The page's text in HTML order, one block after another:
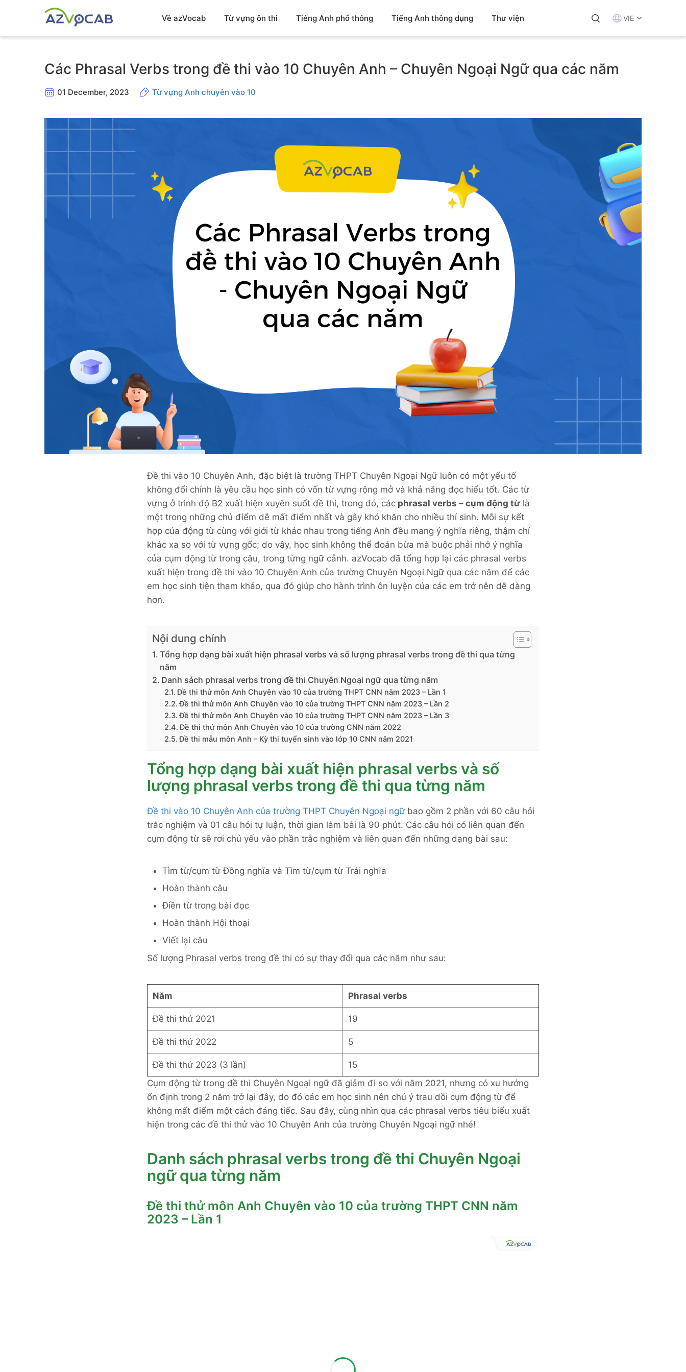
Về azVocab Từ vựng ôn thi Tiếng Anh phổ thông Tiếng Anh thông dụng Thư viện VIE
Các Phrasal Verbs trong đề thi vào 10 Chuyên Anh – Chuyên Ngoại Ngữ qua các năm
01 December, 2023 Từ vựng Anh chuyên vào 10
Đề thi vào 10 Chuyên Anh, đặc biệt là trường THPT Chuyên Ngoại Ngữ luôn có một yếu tố
không đổi chính là yêu cầu học sinh có vốn từ vựng rộng mở và khả năng đọc hiểu tốt. Các từ
vựng ở trình độ B2 xuất hiện xuyên suốt đề thi, trong đó, các phrasal verbs – cụm động từlà
một trong những chủ điểm dễ mất điểm nhất và gây khó khăn cho nhiều thí sinh. Mỗi sự kết
hợp của động từ cùng với giới từ khác nhau trong tiếng Anh đều mang ý nghĩa riêng, thậm chí
khác xa so với từ vựng gốc; do vậy, học sinh không thể đoán bừa mà buộc phải nhớ ý nghĩa
của cụm động từ trong câu, trong từng ngữ cảnh. azVocab đã tổng hợp lại các phrasal verbs
xuất hiện trong đề thi vào 10 Chuyên Anh của trường Chuyên Ngoại Ngữ qua các năm để các
em học sinh tiện tham khảo, qua đó giúp cho hành trình ôn luyện của các em trở nên dễ dàng
hơn.
Nội dung chính
Tổng hợp dạng bài xuất hiện phrasal verbs và số lượng phrasal verbs trong đề thi qua từng
năm
Danh sách phrasal verbs trong đề thi Chuyên Ngoại ngữ qua từng năm
Đề thi thử môn Anh Chuyên vào 10 của trường THPT CNN năm 2023 – Lần 1
Đề thi thử môn Anh Chuyên vào 10 của trường THPT CNN năm 2023 – Lần 2
Đề thi thử môn Anh Chuyên vào 10 của trường THPT CNN năm 2023 – Lần 3
Đề thi thử môn Anh Chuyên vào 10 của trường CNN năm 2022
Đề thi mẫu môn Anh – Kỳ thi tuyển sinh vào lớp 10 CNN năm 2021
Tổng hợp dạng bài xuất hiện phrasal verbs và số
lượng phrasal verbs trong đề thi qua từng năm
Đề thi vào 10 Chuyên Anh của trường THPT Chuyên Ngoại ngữ bao gồm 2 phần với 60 câu hỏi
trắc nghiệm và 01 câu hỏi tự luận, thời gian làm bài là 90 phút. Các câu hỏi có liên quan đến
cụm động từ sẽ rơi chủ yếu vào phần trắc nghiệm và liên quan đến những dạng bài sau:
Tìm từ/cụm từ Đồng nghĩa và Tìm từ/cụm từ Trái nghĩa
Hoàn thành câu
Điền từ trong bài đọc
Hoàn thành Hội thoại
Viết lại câu
Số lượng Phrasal verbs trong đề thi có sự thay đổi qua các năm như sau:
Năm Phrasal verbs
Đề thi thử 2021 19
Đề thi thử 2022 5
Đề thi thử 2023 (3 lần)
15
Cụm động từ trong đề thi Chuyên Ngoại ngữ đã giảm đi so với năm 2021, nhưng có xu hướng
ổn định trong 2 năm trở lại đây, do đó các em học sinh nên chú ý trau dồi cụm động từ để
không mất điểm một cách đáng tiếc. Sau đây, cùng nhìn qua các phrasal verbs tiêu biểu xuất
hiện trong các đề thi thử vào 10 Chuyên Anh của trường Chuyên Ngoại ngữ nhé!
Danh sách phrasal verbs trong đề thi Chuyên Ngoại
ngữ qua từng năm
Đề thi thử môn Anh Chuyên vào 10 của trường THPT CNN năm
2023 – Lần 1